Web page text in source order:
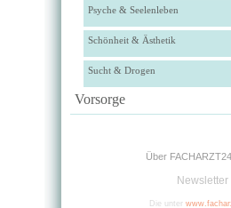
Psyche & Seelenleben
Schönheit & Ästhetik
Sucht & Drogen
Vorsorge
Über FACHARZT24
Die unter